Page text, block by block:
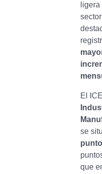
El
se
que